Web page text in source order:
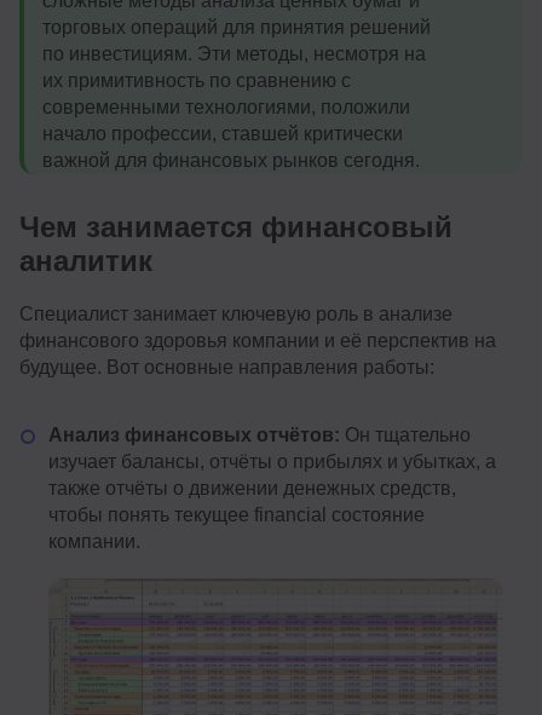
торговых операций для принятия решений
по инвестициям. Эти методы, несмотря на
их примитивность по сравнению с
современными технологиями, положили
начало профессии, ставшей критически
важной для финансовых рынков сегодня.
Чем занимается финансовый
аналитик
Специалист занимает ключевую роль в анализе
финансового здоровья компании и её перспектив на
будущее. Вот основные направления работы:
Анализ финансовых отчётов: Он тщательно
изучает балансы, отчёты о прибылях и убытках, а
также отчёты о движении денежных средств,
чтобы понять текущее financial состояние
компании.